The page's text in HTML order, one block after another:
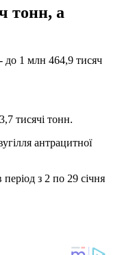
тонн, а
до 1 млн 464,9 тисяч
тисячі тонн.
антрацитної
з 2 по 29 січня